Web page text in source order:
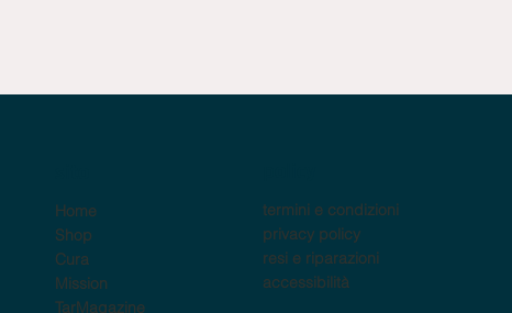
Home
Shop
Cura
Mission
TarMagazine
termini e condizioni
privacy policy
resi e riparazioni
accessibilità